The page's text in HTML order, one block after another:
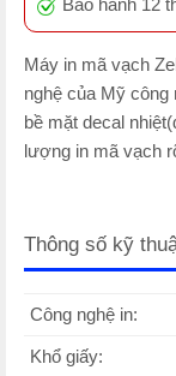
Bảo hành 12
Máy in mã vạch
nghệ của Mỹ công
bề mặt decal
lượng in mã vạch
Thông số kỹ
Công nghệ in:
Khổ giấy: